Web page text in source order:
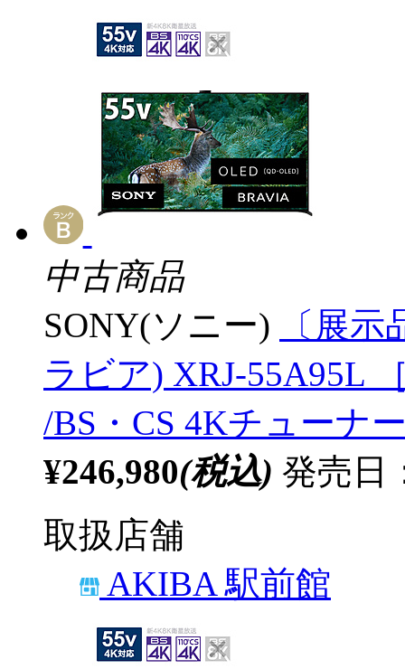
中古商品
SONY(ソニー)
〔展
ラビア) XRJ-55A95L
/BS・CS 4Kチューナ
¥246,980(税込) 発売日
取扱店舗
AKIBA 駅前館